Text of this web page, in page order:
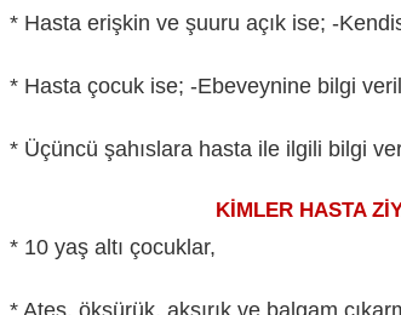
* Hasta erişkin ve şuuru açık ise; -
* Hasta çocuk ise; -Ebeveynine bilgi
* Üçüncü şahıslara hasta ile ilgili bilgi
KİMLER HASTA
* 10 yaş altı çocuklar,